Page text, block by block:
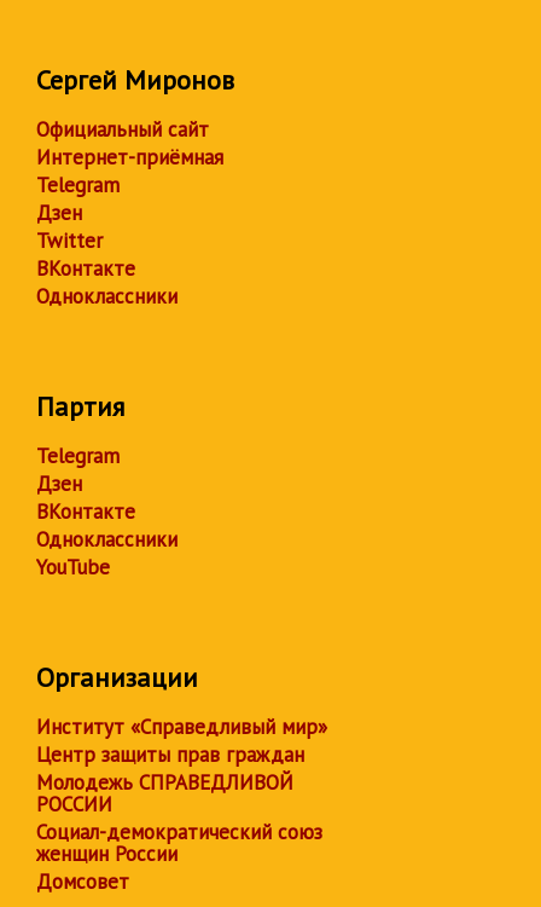
Сергей Миронов
Официальный сайт
Интернет-приёмная
Telegram
Дзен
Twitter
ВКонтакте
Одноклассники
Партия
Telegram
Дзен
ВКонтакте
Одноклассники
YouTube
Организации
Институт «Справедливый мир»
Центр защиты прав граждан
Молодежь СПРАВЕДЛИВОЙ
РОССИИ
Социал-демократический союз
женщин России
Домсовет